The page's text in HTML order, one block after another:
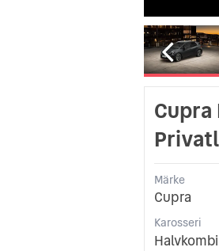
Cupra
Märke
Cupra
Karosseri
Halvkombi